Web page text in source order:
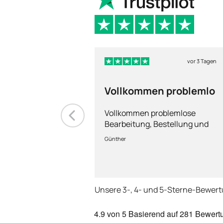
vor 3 Tagen
Vollkommen problemlo
Vollkommen problemlose
Bearbeitung, Bestellung und
Lieferung
Günther
Unsere 3-, 4- und 5-Sterne-
4.9 von 5 Basierend auf281